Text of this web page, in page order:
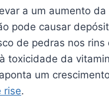
a um aumento
pode causar
de pedras nos
toxicidade da
um
rise.